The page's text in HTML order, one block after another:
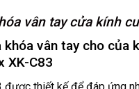
vân tay cửa kính
vân tay cho của
XK-C83
được thiết kế để đáp ứng